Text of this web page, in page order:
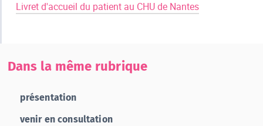
Livret d'accueil du patient au CHU de Nantes
Dans la même rubrique
présentation
venir en consultation